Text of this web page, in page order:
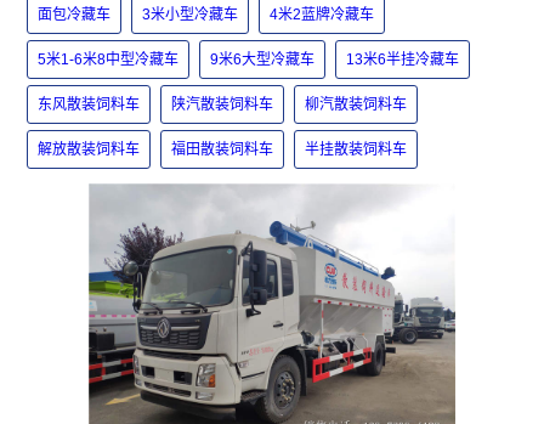
面包冷藏车 3米小型冷藏车 4米2蓝牌冷藏车
5米1-6米8中型冷藏车 9米6大型冷藏车 13米6半挂冷藏车
东风散装饲料车 陕汽散装饲料车 柳汽散装饲料车
解放散装饲料车 福田散装饲料车 半挂散装饲料车